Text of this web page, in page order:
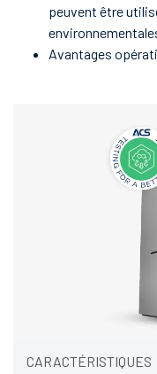
peuvent être
Avantages
CARACTÉRISTIQUES